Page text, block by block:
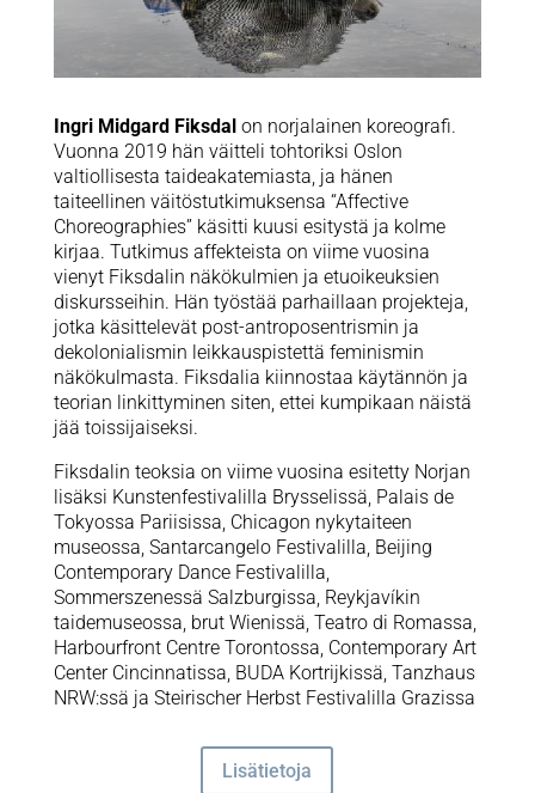
Ingri Midgard Fiksdalon norjalainen koreografi.
Vuonna 2019 hän väitteli tohtoriksi Oslon
valtiollisesta taideakatemiasta, ja hänen
taiteellinen väitöstutkimuksensa “Affective
Choreographies” käsitti kuusi esitystä ja kolme
kirjaa. Tutkimus affekteista on viime vuosina
vienyt Fiksdalin näkökulmien ja etuoikeuksien
diskursseihin. Hän työstää parhaillaan projekteja,
jotka käsittelevät post-antroposentrismin ja
dekolonialismin leikkauspistettä feminismin
näkökulmasta. Fiksdalia kiinnostaa käytännön ja
teorian linkittyminen siten, ettei kumpikaan näistä
jää toissijaiseksi.
Fiksdalin teoksia on viime vuosina esitetty Norjan
lisäksi Kunstenfestivalilla Brysselissä, Palais de
Tokyossa Pariisissa, Chicagon nykytaiteen
museossa, Santarcangelo Festivalilla, Beijing
Contemporary Dance Festivalilla,
Sommerszenessä Salzburgissa, Reykjavíkin
taidemuseossa, brut Wienissä, Teatro di Romassa,
Harbourfront Centre Torontossa, Contemporary Art
Center Cincinnatissa, BUDA Kortrijkissä, Tanzhaus
NRW:ssä ja Steirischer Herbst Festivalilla Grazissa
Lisätietoja